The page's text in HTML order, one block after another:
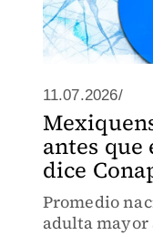
11.07.2026/
antes
dice
Promedio
adulta mayor